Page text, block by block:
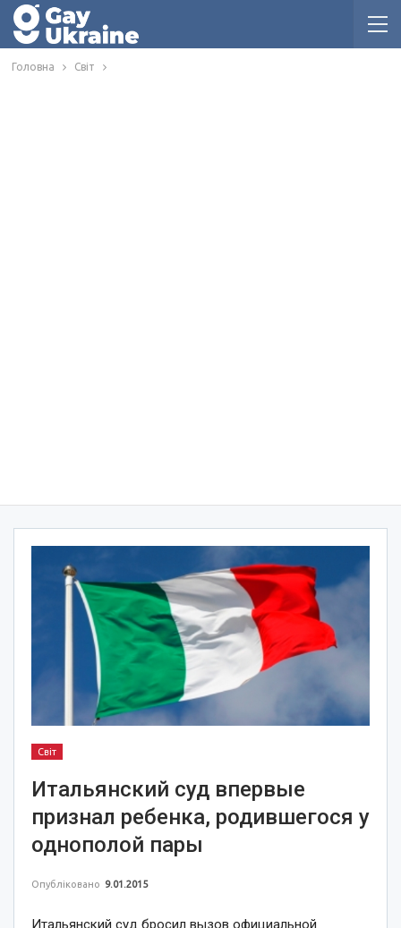
Головна Світ
Світ
Итальянский суд впервые
признал ребенка, родившегося у
однополой пары
Опубліковано 9.01.2015
Итальянский суд бросил вызов официальной